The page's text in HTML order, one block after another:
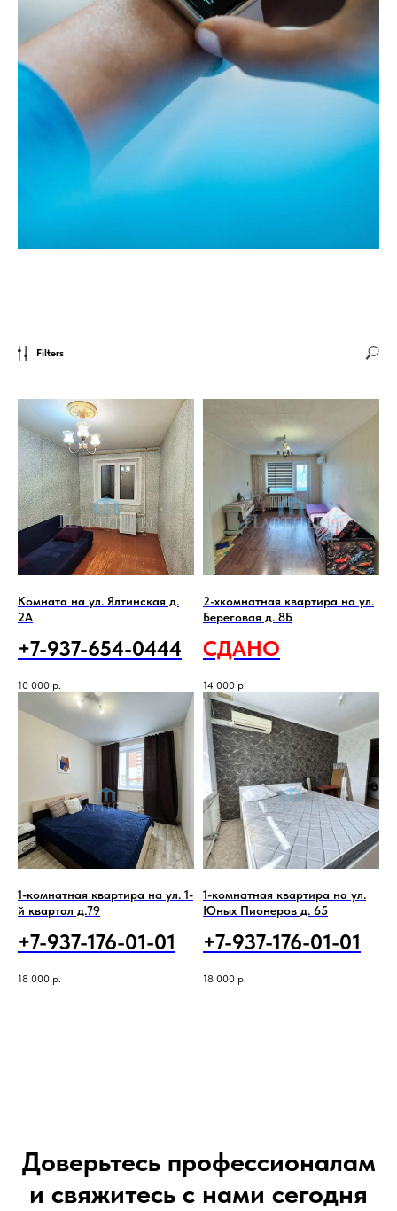
Filters
Комната на ул. Ялтинская д.
2А
+7-937-654-0444
10 000 р.
2-хкомнатная квартира на ул.
Береговая д. 8Б
СДАНО
14 000 р.
1-комнатная квартира на ул. 1-
й квартал д.79
+7-937-176-01-01
18 000 р.
1-комнатная квартира на ул.
Юных Пионеров д. 65
+7-937-176-01-01
18 000 р.
Доверьтесь профессионалам
и свяжитесь с нами сегодня